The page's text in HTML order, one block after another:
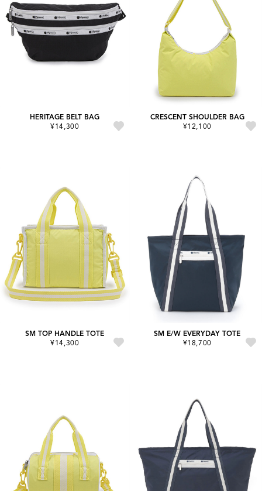
HERITAGE BELT BAG
¥14,300
CRESCENT SHOULDER BAG
¥12,100
SM TOP HANDLE TOTE
¥14,300
SM E/W EVERYDAY TOTE
¥18,700